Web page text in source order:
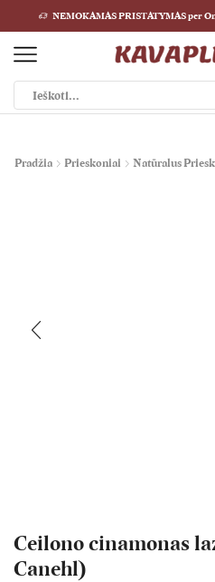
NEMOKAMAS PRISTATYMAS per
Pradžia Prieskoniai Natūralus
Ceilono cinamonas
Canehl)